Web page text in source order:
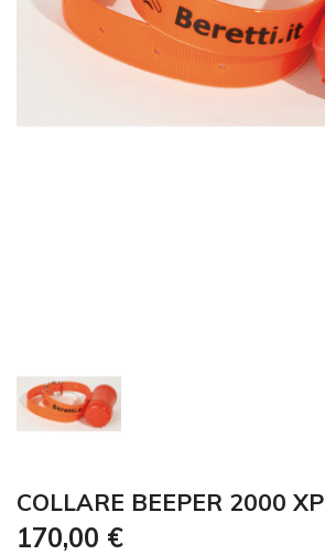
COLLARE BEEPER 2000 XP
170,00 €